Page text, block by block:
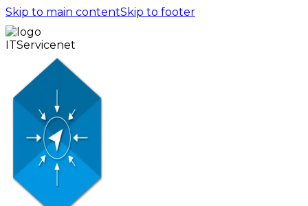
Skip to main contentSkip to footer